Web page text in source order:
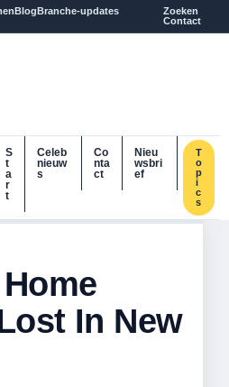
BlogBranche-updates
Zoeken
Contact
S
t
a
r
t
Celeb
nieuw
s
Co
nta
ct
Nieu
wsbri
ef
T
o
p
i
c
s
In New